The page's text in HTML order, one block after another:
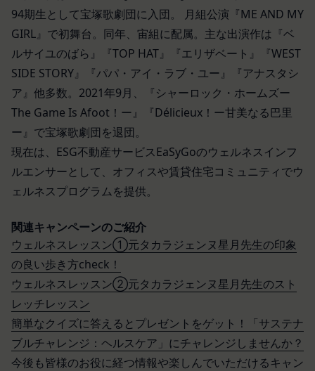
94期生として宝塚歌劇団に入団。 月組公演『ME AND MY
GIRL』で初舞台。同年、宙組に配属。主な出演作は『ベ
ルサイユのばら』『TOP HAT』『エリザベート』『WEST
SIDE STORY』『パパ・アイ・ラブ・ユー』『アナスタシ
ア』他多数。2021年9月、『シャーロック・ホームズー
The Game Is Afoot！ー』『Délicieux！ー甘美なる巴里
ー』で宝塚歌劇団を退団。
現在は、ESG不動産サービスEaSyGoのウェルネスインフ
ルエンサーとして、オフィスや賃貸住宅コミュニティでウ
ェルネスプログラムを提供。
関連キャンペーンのご紹介
ウェルネスレッスン①元タカラジェンヌ星月先生の印象
の良い歩き方check！
ウェルネスレッスン②元タカラジェンヌ星月先生のスト
レッチレッスン
簡単なクイズに答えるとプレゼントをゲット！「サステナ
ブルチャレンジ：ヘルスケア」にチャレンジしませんか？
今後も皆様のお役に経つ情報や楽しんでいただけるキャン
売却または合併
組織再編、合併または譲渡に際し、当社が取得した
個人情報の全部または一部を関係者に移転すること
があります。
当社は、業務を委託するため委託先にお客様情報を
提供または開示する場合、当該委託先に対し、適切
な取扱いおよび保護を行わせ、第三者への開示・提
供および当社の提供目的以外の目的での利用を行わ
ないよう適切に管理および監督します。
開示・訂正等
お客様がご自身の個人情報の内容を確認、訂正また
その他の法令により当社が義務を負う範囲におい
て、速やかに対応させていただきます。
なお、かかる場合には、本人確認をさせていただく
場合があります。
お問い合わせ
開示等のご希望、ご意見、ご質問、苦情のお申し出
その他個人情報の取り扱いに関するお問い合わせ
は、下記の窓口までお願いいたします。
係者であると当社が判断した場合
反社会的勢力等（暴力団、暴力団員、右翼団
体、反社会的勢力、その他これに準ずるものを
意味します。以下同じ。）であるまたは資金提
供その他を通じて反社会的勢力等の維持、運営
もしくは経営に協力もしくは関与する等反社会
的勢力等との何らかの交流もしくは関係を行っ
ていると当社が判断した場合
その他会員登録が適当でないと当社が判断した
場合
第5条（登録内容の変更）
会員は、登録情報の内容の全部または一部に関して
録内容を変更する手続きを行うものとします。
会員が前項に定める変更手続きを行わなかった場合
には、既に登録済みの情報に基づく処理を適正・有
効なものとすることをあらかじめ承諾します。
会員が本条第１項に定める変更手続きを行わなかっ
たことにより生じた損害について、当社は一切責任
を負いません。
第6条（IDおよびパスワードの管理）